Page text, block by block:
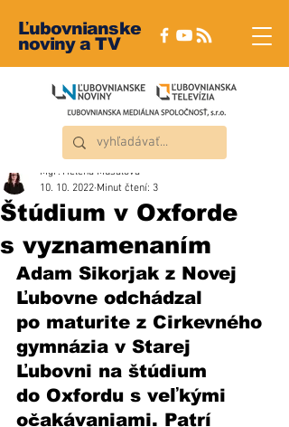
Ľubovnianske
noviny a TV
Štúdium v Oxforde
s vyznamenaním
Mgr. Helena Musalová
10. 10. 2022 Minut čtení: 3
Adam Sikorjak z Novej
Ľubovne odchádzal
po maturite z Cirkevného
gymnázia v Starej
Ľubovni na štúdium
do Oxfordu s veľkými
očakávaniami. Patrí